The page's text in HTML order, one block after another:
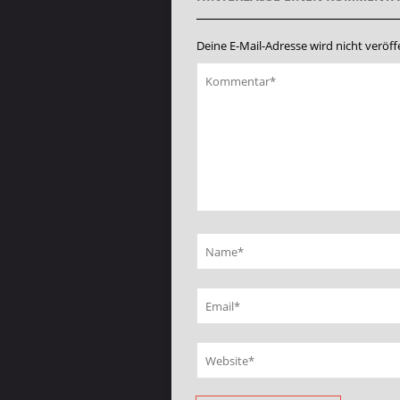
Deine E-Mail-Adresse wird nicht